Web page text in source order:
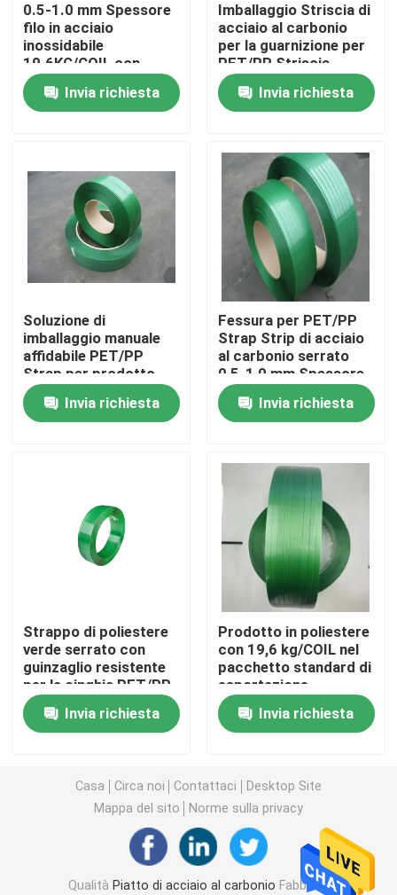
Prodotti
Circa noi
Controllo di qualità
Contattici
Richieda una citazione
Piatto di acciaio al carbonio
strato ondulato di gi
Tubo senza cuciture galvanizzato
Accessorio per tubi d'acciaio
Filo di ferro di gi
rete metallica saldata
0.5-1.0 mm Spessore
filo in acciaio
inossidabile
19.6KG/COIL con
disegno serrato
Invia richiesta
Imballaggio Striscia di
acciaio al carbonio
per la guarnizione per
PET/PP Striscia
larghezza 13mm-
25mmInvia richiesta
Soluzione di
imballaggio manuale
affidabile PET/PP
Strap per prodotto
argenteo da
16MMX0,8MM
Invia richiesta
Fessura per PET/PP
Strap Strip di acciaio
al carbonio serrato
0,5-1,0 mm Spessore
Invia richiesta
Strappo di poliestere
verde serrato con
guinzaglio resistente
per la cinghia PET/PP
Invia richiesta
Prodotto in poliestere
con 19,6 kg/COIL nel
pacchetto standard di
esportazione
Invia richiesta
Casa Circa noi Contattaci
Desktop Site
Mappa del sito
Norme sulla privacy
Qualità Piatto di acciaio al carbonio Fabbrica